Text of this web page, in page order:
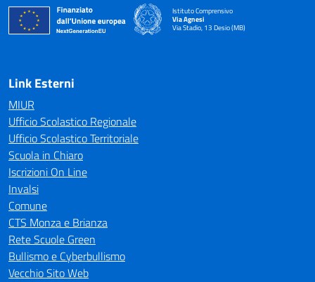
Istituto Comprensivo
Via Agnesi
Via Stadio, 13 Desio (MB)
— Visita la pagina iniziale della scuola
Link Esterni
MIUR
Ufficio Scolastico Regionale
Ufficio Scolastico Territoriale
Scuola in Chiaro
Iscrizioni On Line
Invalsi
Comune
CTS Monza e Brianza
Rete Scuole Green
Bullismo e Cyberbullismo
Vecchio Sito Web